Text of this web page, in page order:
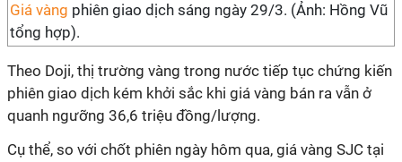
Giá vàng phiên giao dịch sáng ngày 29/3. (Ảnh: Hồng Vũ
tổng hợp).
Theo Doji, thị trường vàng trong nước tiếp tục chứng kiến
phiên giao dịch kém khởi sắc khi giá vàng bán ra vẫn ở
quanh ngưỡng 36,6 triệu đồng/lượng.
Cụ thể, so với chốt phiên ngày hôm qua, giá vàng SJC tại